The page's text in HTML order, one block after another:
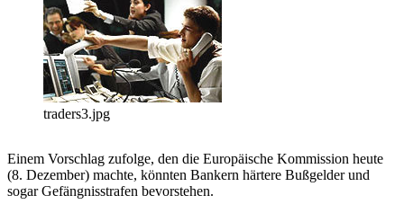
traders3.jpg
Einem Vorschlag zufolge, den die Europäische Kommission heute
(8. Dezember) machte, könnten Bankern härtere Bußgelder und
sogar Gefängnisstrafen bevorstehen.